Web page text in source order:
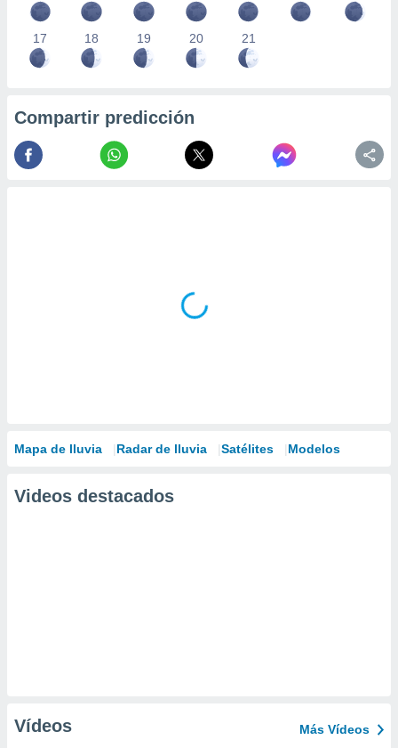
17 18 19 20 21
Compartir predicción
Mapa de lluvia Radar de lluvia Satélites Modelos
Videos destacados
Vídeos Más Vídeos